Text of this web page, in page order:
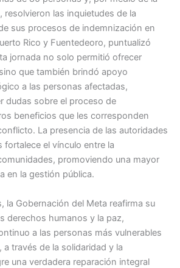
resolvieron las inquietudes de la
sus procesos de indemnización en
Rico y Fuentedeoro, puntualizó
jornada no solo permitió ofrecer
que también brindó apoyo
a las personas afectadas,
dudas sobre el proceso de
beneficios que les corresponden
La presencia de las autoridades
el vínculo entre la
promoviendo una mayor
en la gestión pública.
la Gobernación del Meta reafirma su
derechos humanos y la paz,
a las personas más vulnerables
través de la solidaridad y la
una verdadera reparación integral